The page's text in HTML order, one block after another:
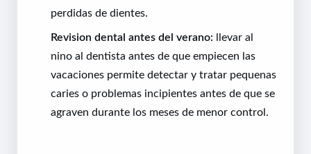
perdidas de dientes.
Revision dental antes del verano: llevar al
nino al dentista antes de que empiecen las
vacaciones permite detectar y tratar pequenas
caries o problemas incipientes antes de que se
agraven durante los meses de menor control.